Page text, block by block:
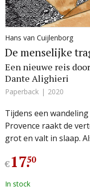
Hans van Cuijlenborg
De menselijke
Een nieuwe reis
Dante Alighieri
Paperback 2020
Tijdens een
Provence raakt de
grot en valt in slaap.
€17.
50
In stock